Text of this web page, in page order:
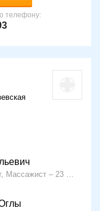
телефону:
Массажист 23 года опыта